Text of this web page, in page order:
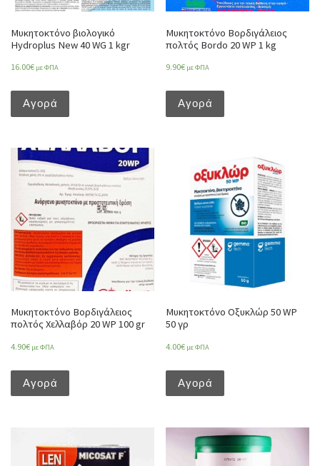
Μυκητοκτόνο βιολογικό
Hydroplus New 40 WG 1 kgr
16.00€ με ΦΠΑ
Αγορά
Μυκητοκτόνο Βορδιγάλειος
πολτός Bordo 20 WP 1 kg
9.90€ με ΦΠΑ
Αγορά
Μυκητοκτόνο Βορδιγάλειος
πολτός Χελλαβόρ 20 WP 100 gr
4.90€ με ΦΠΑ
Αγορά
Μυκητοκτόνο Οξυκλώρ 50 WP
50 γρ
4.00€ με ΦΠΑ
Αγορά